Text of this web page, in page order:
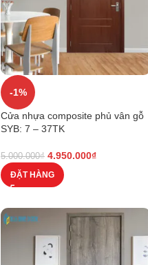
-1%
Cửa nhựa composite phủ vân gỗ
SYB: 7 – 37TK
5.000.000₫ 4.950.000₫
ĐẶT HÀNG